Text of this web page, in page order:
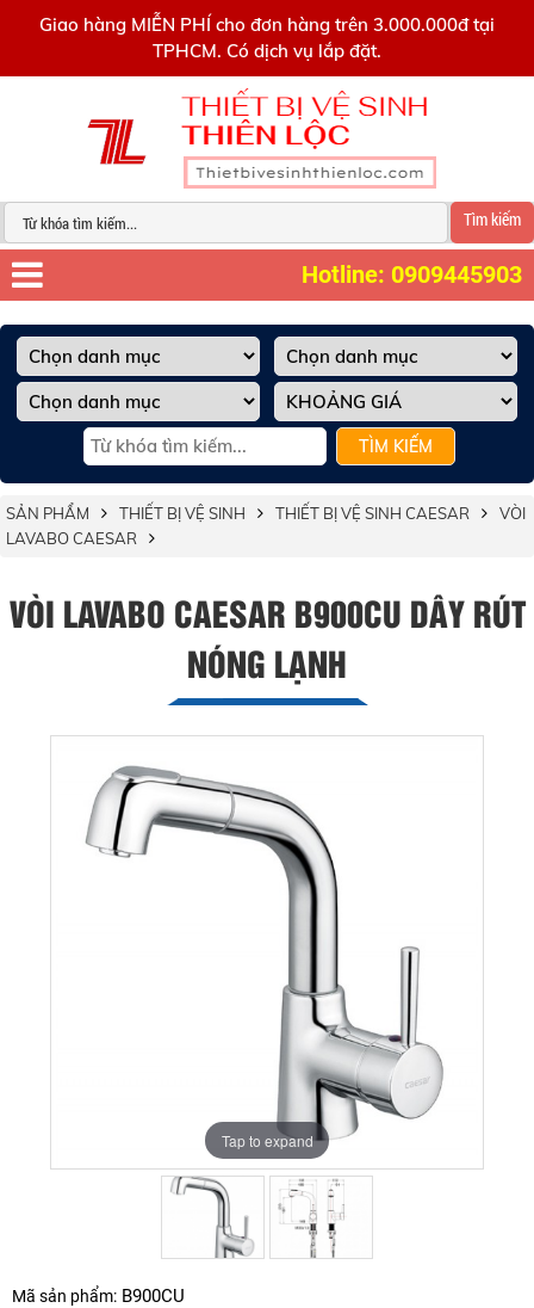
Giao hàng MIỄN PHÍ cho đơn hàng trên 3.000.000đ tại
TPHCM. Có dịch vụ lắp đặt.
Tìm kiếm
Hotline: 0909445903
TÌM KIẾM
SẢN PHẨM THIẾT BỊ VỆ SINH THIẾT BỊ VỆ SINH CAESAR
VÒI
LAVABO CAESAR
VÒI LAVABO CAESAR B900CU DÂY RÚT
NÓNG LẠNH
Tap to expand
Tap to expand
Mã sản phẩm: B900CU
0909445903